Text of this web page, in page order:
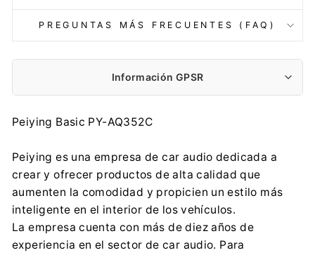
PREGUNTAS MÁS FRECUENTES (FAQ)
Información GPSR
Fabricante:
Lechpol Electronics Leszek Sp. k.
serwis@lechpol.pl
0048 25 685 00 00
Importador:
Lechpol Electronics Leszek Sp. k.
Garwolińska 1, 08-400 Miętne
serwis@lechpol.pl
Peiying Basic PY-AQ352C
Peiying es una empresa de car audio dedicada a
crear y ofrecer productos de alta calidad que
aumenten la comodidad y propicien un estilo más
inteligente en el interior de los vehículos.
La empresa cuenta con más de diez años de
experiencia en el sector de car audio. Para